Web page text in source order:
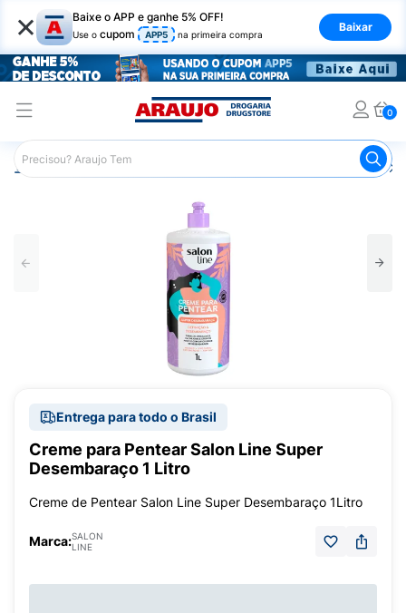
× Baixe o APP e ganhe 5% OFF!
Use o cupom APP5 na primeira compra
Baixar
0
Araujo Cabelo Creme para Pentear
Entrega para todo o Brasil
Creme para Pentear Salon Line Super
Desembaraço 1 Litro
Creme de Pentear Salon Line Super Desembaraço 1Litro
Marca:SALON
LINE